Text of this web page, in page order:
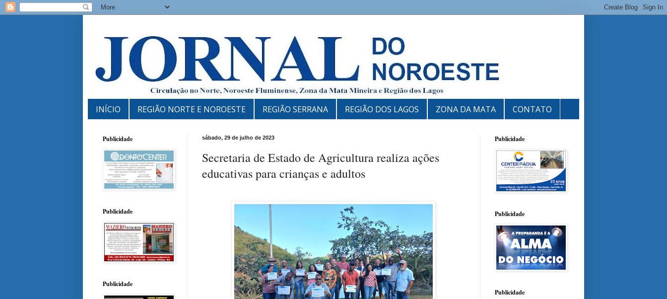
INÍCIO REGIÃO NORTE E NOROESTE REGIÃO SERRANA REGIÃO DOS LAGOS ZONA DA MATA CONTATO
sábado, 29 de julho de 2023
Secretaria de Estado de Agricultura realiza ações
educativas para crianças e adultos
Publicidade
Publicidade
Publicidade
Publicidade
Publicidade
Publicidade